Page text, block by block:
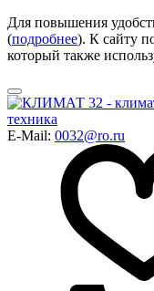
Для повышения
(подробнее). К сайту
который также
техника
E-Mail: 0032@ro.ru